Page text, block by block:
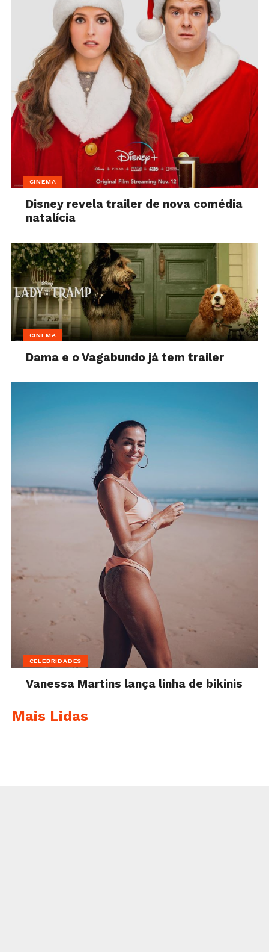
CINEMA
Disney revela trailer de nova comédia
natalícia
CINEMA
Dama e o Vagabundo já tem trailer
CELEBRIDADES
Vanessa Martins lança linha de bikinis
Mais Lidas